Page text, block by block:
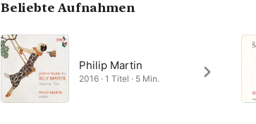
Beliebte Aufnahmen
Philip Martin
2016 · 1 Titel · 5 Min.